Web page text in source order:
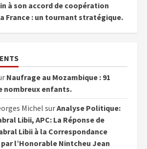
à son accord de coopération
France : un tournant stratégique.
Naufrage au Mozambique : 91
nombreux enfants.
Michel surAnalyse Politique:
Libii, APC: La Réponse de
Libii à la Correspondance
par l’Honorable Nintcheu Jean